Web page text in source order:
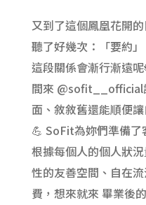
又到了這個鳳凰花開
聽了好幾次：「要約
這段關係會漸行漸遠
間來 @sofit__official
面、敘敘舊還能順便
💪 SoFit為妳們準備了
根據每個人的個人狀
性的友善空間、自在
費，想來就來 畢業後